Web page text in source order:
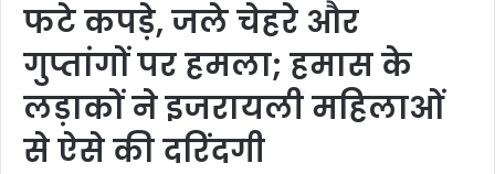
फटे कपड़े, जले चेहरे और
गुप्तांगों पर हमला; हमास के
लड़ाकों ने इजरायली महिलाओं
से ऐसे की दरिंदगी